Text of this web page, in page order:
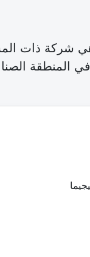
هي شركة ذات
الصناعية المطار